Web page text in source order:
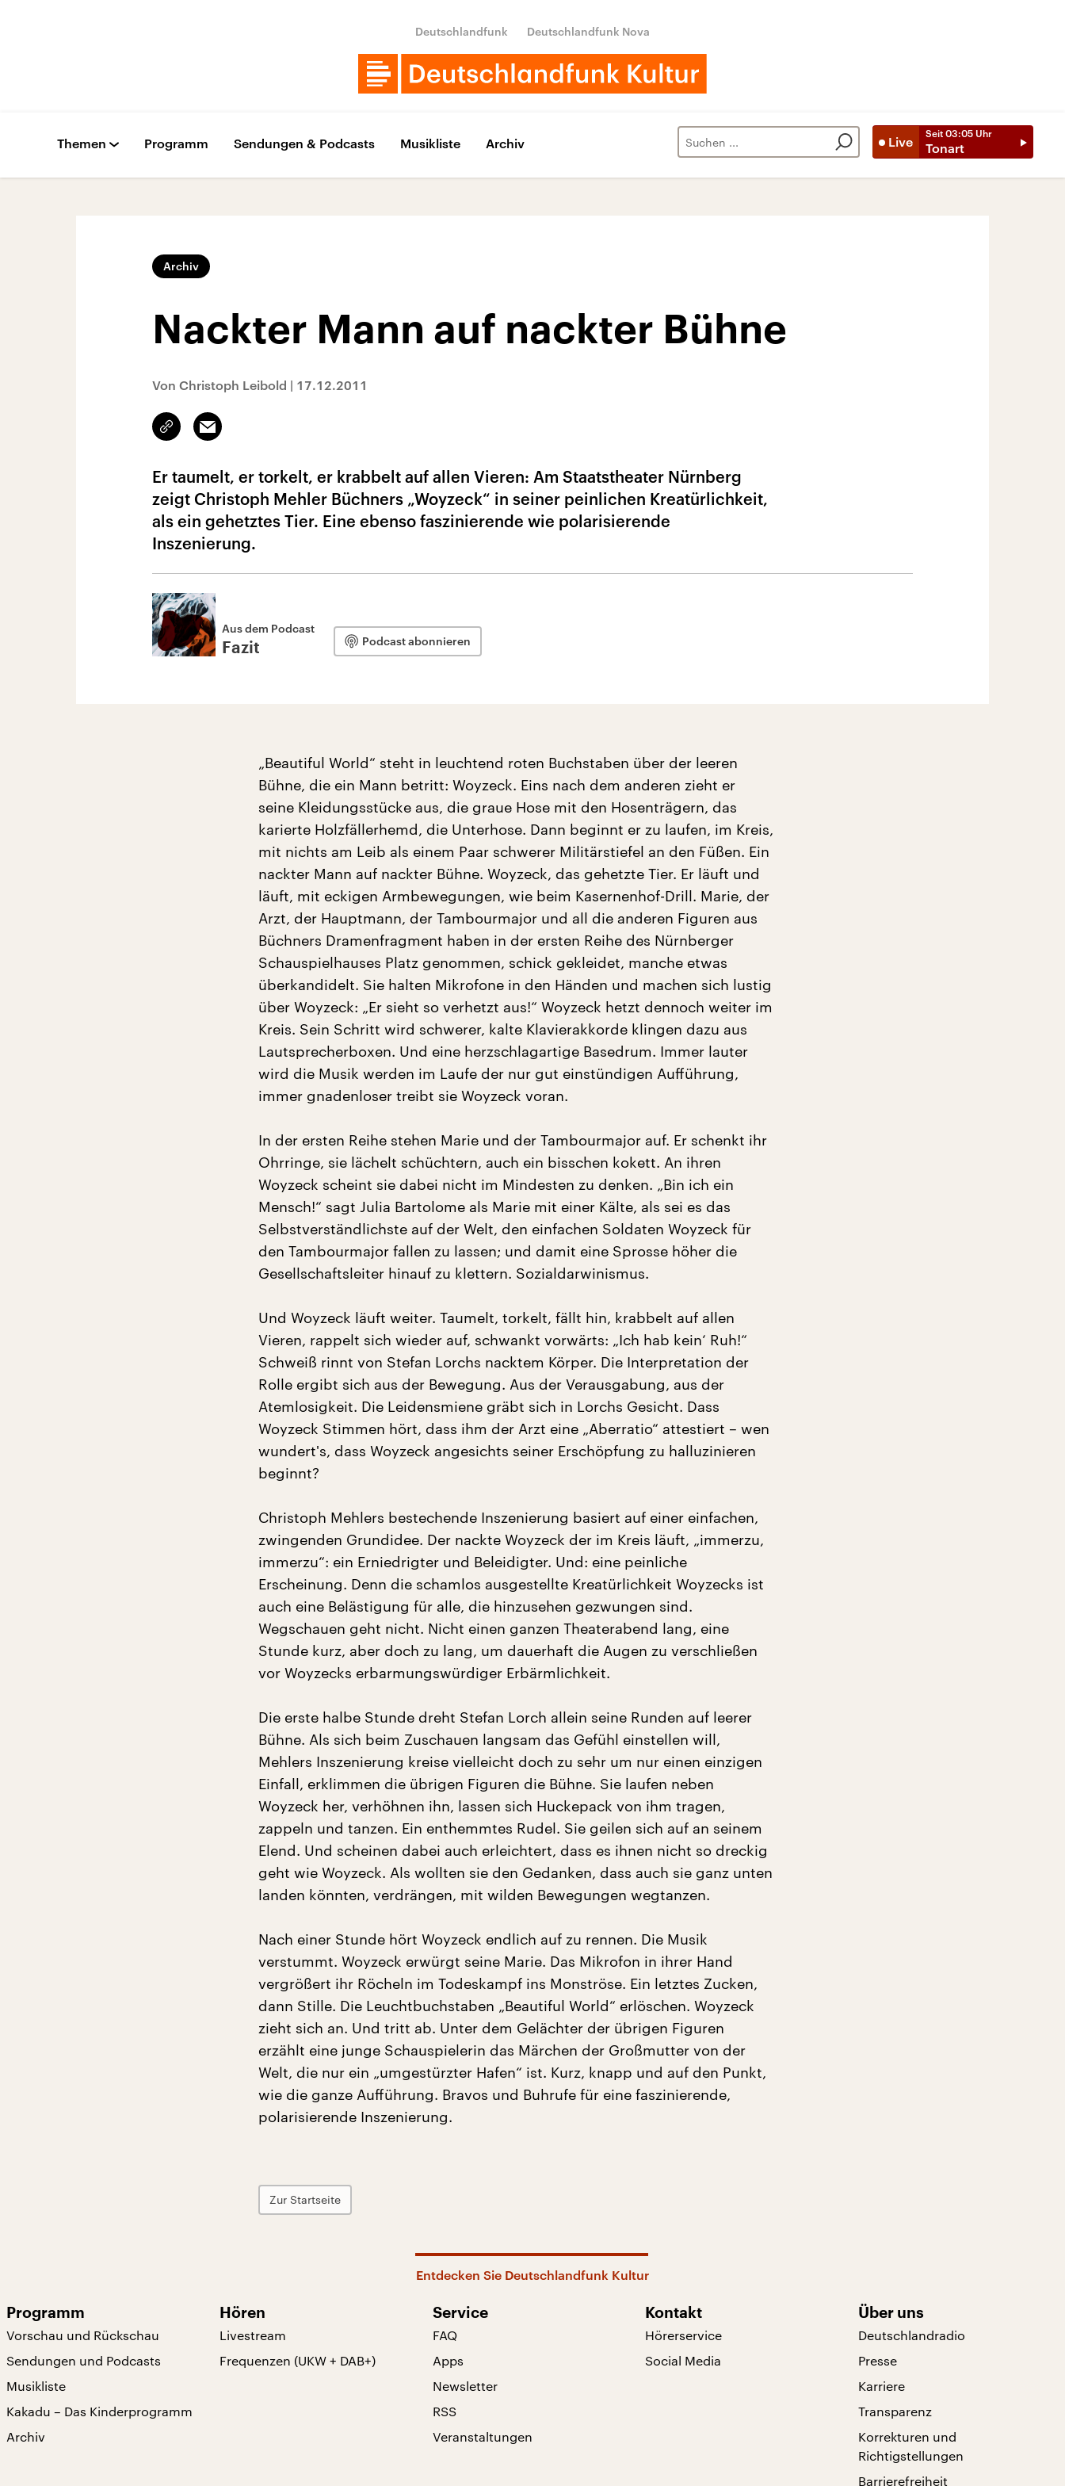
Deutschlandfunk Deutschlandfunk Nova
Live
Seit 03:05 Uhr
Tonart
Themen Programm Sendungen & Podcasts Musikliste Archiv
Archiv
Nackter Mann auf nackter Bühne
Von Christoph Leibold | 17.12.2011
Link
kopieren/teilen
Email
Er taumelt, er torkelt, er krabbelt auf allen Vieren: Am Staatstheater Nürnberg
zeigt Christoph Mehler Büchners „Woyzeck“ in seiner peinlichen Kreatürlichkeit,
als ein gehetztes Tier. Eine ebenso faszinierende wie polarisierende
Inszenierung.
Aus dem Podcast
Fazit Podcast abonnieren
„Beautiful World“ steht in leuchtend roten Buchstaben über der leeren
Bühne, die ein Mann betritt: Woyzeck. Eins nach dem anderen zieht er
seine Kleidungsstücke aus, die graue Hose mit den Hosenträgern, das
karierte Holzfällerhemd, die Unterhose. Dann beginnt er zu laufen, im Kreis,
mit nichts am Leib als einem Paar schwerer Militärstiefel an den Füßen. Ein
nackter Mann auf nackter Bühne. Woyzeck, das gehetzte Tier. Er läuft und
läuft, mit eckigen Armbewegungen, wie beim Kasernenhof-Drill. Marie, der
Arzt, der Hauptmann, der Tambourmajor und all die anderen Figuren aus
Büchners Dramenfragment haben in der ersten Reihe des Nürnberger
Schauspielhauses Platz genommen, schick gekleidet, manche etwas
überkandidelt. Sie halten Mikrofone in den Händen und machen sich lustig
über Woyzeck: „Er sieht so verhetzt aus!“ Woyzeck hetzt dennoch weiter im
Kreis. Sein Schritt wird schwerer, kalte Klavierakkorde klingen dazu aus
Lautsprecherboxen. Und eine herzschlagartige Basedrum. Immer lauter
wird die Musik werden im Laufe der nur gut einstündigen Aufführung,
immer gnadenloser treibt sie Woyzeck voran.
In der ersten Reihe stehen Marie und der Tambourmajor auf. Er schenkt ihr
Ohrringe, sie lächelt schüchtern, auch ein bisschen kokett. An ihren
Woyzeck scheint sie dabei nicht im Mindesten zu denken. „Bin ich ein
Mensch!“ sagt Julia Bartolome als Marie mit einer Kälte, als sei es das
Selbstverständlichste auf der Welt, den einfachen Soldaten Woyzeck für
den Tambourmajor fallen zu lassen; und damit eine Sprosse höher die
Gesellschaftsleiter hinauf zu klettern. Sozialdarwinismus.
Und Woyzeck läuft weiter. Taumelt, torkelt, fällt hin, krabbelt auf allen
Vieren, rappelt sich wieder auf, schwankt vorwärts: „Ich hab kein‘ Ruh!“
Schweiß rinnt von Stefan Lorchs nacktem Körper. Die Interpretation der
Rolle ergibt sich aus der Bewegung. Aus der Verausgabung, aus der
Atemlosigkeit. Die Leidensmiene gräbt sich in Lorchs Gesicht. Dass
Woyzeck Stimmen hört, dass ihm der Arzt eine „Aberratio“ attestiert – wen
wundert's, dass Woyzeck angesichts seiner Erschöpfung zu halluzinieren
beginnt?
Christoph Mehlers bestechende Inszenierung basiert auf einer einfachen,
zwingenden Grundidee. Der nackte Woyzeck der im Kreis läuft, „immerzu,
immerzu“: ein Erniedrigter und Beleidigter. Und: eine peinliche
Erscheinung. Denn die schamlos ausgestellte Kreatürlichkeit Woyzecks ist
auch eine Belästigung für alle, die hinzusehen gezwungen sind.
Wegschauen geht nicht. Nicht einen ganzen Theaterabend lang, eine
Stunde kurz, aber doch zu lang, um dauerhaft die Augen zu verschließen
vor Woyzecks erbarmungswürdiger Erbärmlichkeit.
Die erste halbe Stunde dreht Stefan Lorch allein seine Runden auf leerer
Bühne. Als sich beim Zuschauen langsam das Gefühl einstellen will,
Mehlers Inszenierung kreise vielleicht doch zu sehr um nur einen einzigen
Einfall, erklimmen die übrigen Figuren die Bühne. Sie laufen neben
Woyzeck her, verhöhnen ihn, lassen sich Huckepack von ihm tragen,
zappeln und tanzen. Ein enthemmtes Rudel. Sie geilen sich auf an seinem
Elend. Und scheinen dabei auch erleichtert, dass es ihnen nicht so dreckig
geht wie Woyzeck. Als wollten sie den Gedanken, dass auch sie ganz unten
landen könnten, verdrängen, mit wilden Bewegungen wegtanzen.
Nach einer Stunde hört Woyzeck endlich auf zu rennen. Die Musik
verstummt. Woyzeck erwürgt seine Marie. Das Mikrofon in ihrer Hand
vergrößert ihr Röcheln im Todeskampf ins Monströse. Ein letztes Zucken,
dann Stille. Die Leuchtbuchstaben „Beautiful World“ erlöschen. Woyzeck
zieht sich an. Und tritt ab. Unter dem Gelächter der übrigen Figuren
erzählt eine junge Schauspielerin das Märchen der Großmutter von der
Welt, die nur ein „umgestürzter Hafen“ ist. Kurz, knapp und auf den Punkt,
wie die ganze Aufführung. Bravos und Buhrufe für eine faszinierende,
polarisierende Inszenierung.
Zur Startseite
Entdecken Sie Deutschlandfunk Kultur
Programm
Vorschau und Rückschau
Sendungen und Podcasts
Musikliste
Kakadu – Das Kinderprogramm
Archiv
Hören
Livestream
Frequenzen (UKW + DAB+)
Service
FAQ
Apps
Newsletter
RSS
Veranstaltungen
Kontakt
Hörerservice
Social Media
Über uns
Deutschlandradio
Presse
Karriere
Transparenz
Korrekturen und
Richtigstellungen
Barrierefreiheit